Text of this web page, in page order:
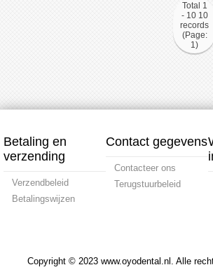
Total 1
- 10 10
records
(Page:
1)
Betaling en
verzending
Verzendbeleid
Betalingswijzen
Contact gegevens
Contacteer ons
Terugstuurbeleid
Copyright © 2023 www.oyodental.nl. Alle